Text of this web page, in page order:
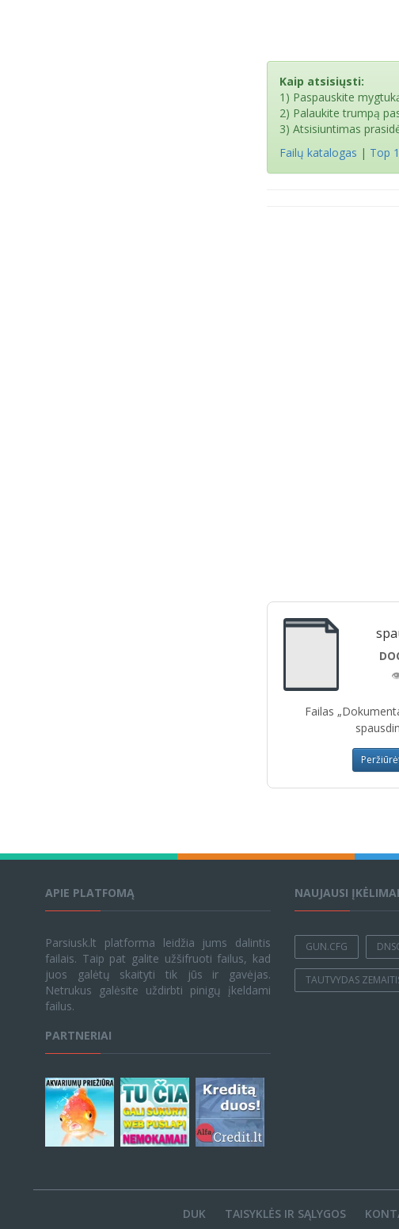
Kaip atsisiųsti:
1) Paspauskite
2) Palaukite trumpą
3) Atsisiuntimas
Failų katalogas | Top
Failas
APIE PLATFOMĄ
Parsiusk.lt platforma leidžia jums dalintis
failais. Taip pat galite užšifruoti failus, kad
juos galėtų skaityti tik jūs ir gavėjas.
Netrukus galėsite uždirbti pinigų įkeldami
failus.
PARTNERIAI
NAUJAUSI ĮKĖLIMAI
GUN.CFG
TAUTVYDAS
DUK TAISYKLĖS IR SĄLYGOS